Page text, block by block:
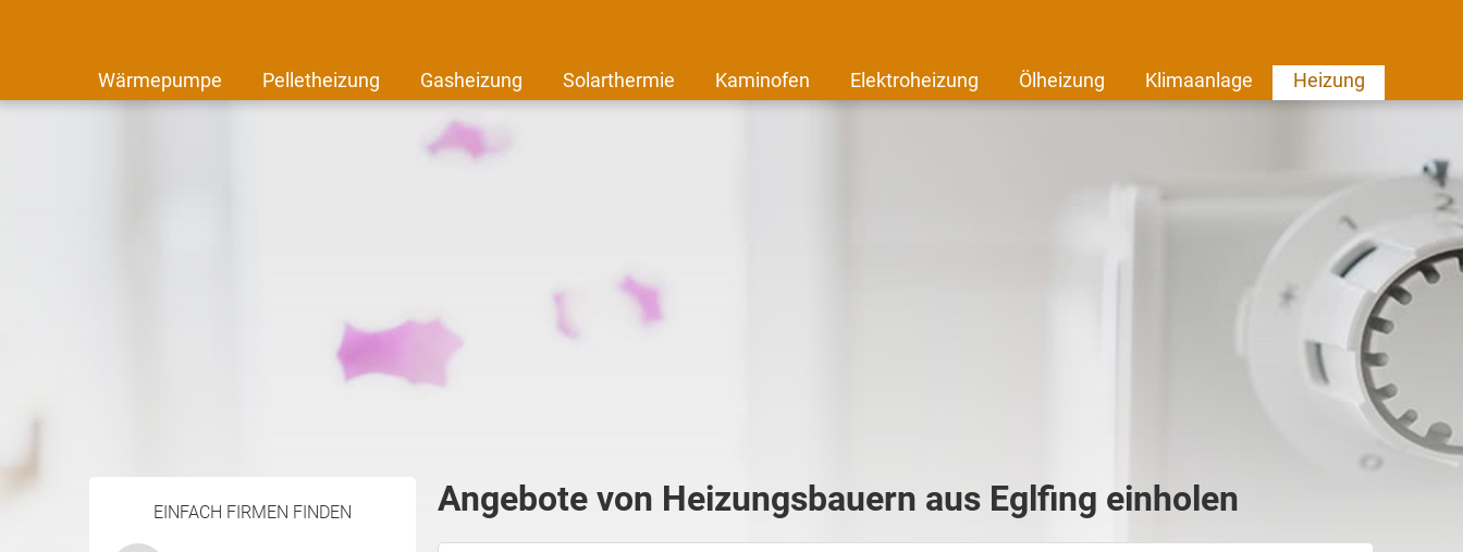
Wärmepumpe Pelletheizung Gasheizung Solarthermie Kaminofen Elektroheizung Ölheizung Klimaanlage Heizung
EINFACH FIRMEN FINDEN Angebote von Heizungsbauern aus Eglfing einholen